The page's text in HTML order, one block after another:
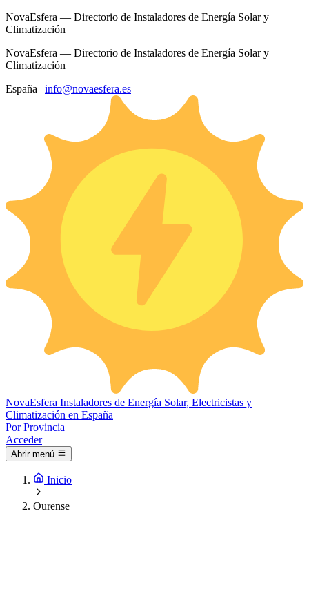
NovaEsfera — Directorio de Instaladores de Energía Solar y
Climatización
NovaEsfera — Directorio de Instaladores de Energía Solar y
Climatización
España | info@novaesfera.es
NovaEsfera Instaladores de Energía Solar, Electricistas y
Climatización en España
Por Provincia
Acceder
Abrir menú
Inicio
Ourense